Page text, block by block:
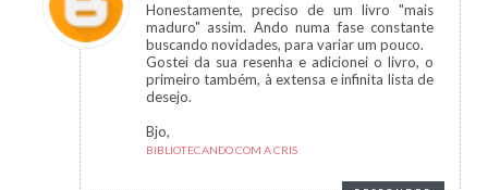
Honestamente, preciso de um livro "mais
maduro" assim. Ando numa fase constante
buscando novidades, para variar um pouco.
Gostei da sua resenha e adicionei o livro, o
primeiro também, à extensa e infinita lista de
desejo.
Bjo,
BIBLIOTECANDO COM A CRIS